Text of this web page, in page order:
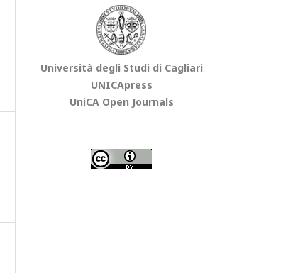
Università degli Studi di Cagliari
UNICApress
UniCA Open Journals